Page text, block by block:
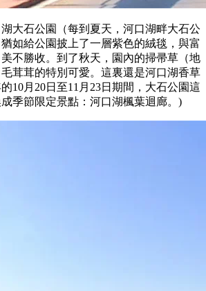
大石公園（每到夏天，河口湖畔大石公
如給公園披上了一層紫色的絨毯，與富
不勝收。到了秋天，園內的掃帚草（地
茸茸的特別可愛。這裏還是河口湖香草
10月20日至11月23日期間，大石公園這
季節限定景點：河口湖楓葉迴廊。)